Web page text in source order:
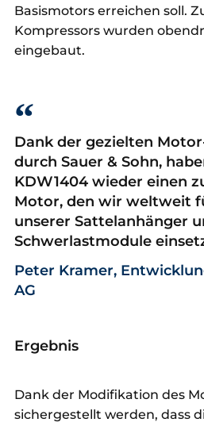
Basismotors erreichen soll.
Kompressors wurden
eingebaut.
Dank der gezielten
durch Sauer & Sohn,
KDW1404 wieder einen
Motor, den wir weltweit
unserer Sattelanhänger
Schwerlastmodule
Peter Kramer,
AG
Ergebnis
Dank der Modifikation des
sichergestellt werden, dass